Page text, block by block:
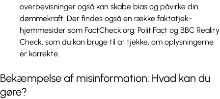
overbevisninger også kan skabe bias og påvirke din
dømmekraft. Der findes også en række faktatjek-
hjemmesider som FactCheck.org, PolitiFact og BBC Reality
Check, som du kan bruge til at tjekke, om oplysningerne
er korrekte.
Bekæmpelse af misinformation: Hvad kan du
gøre?